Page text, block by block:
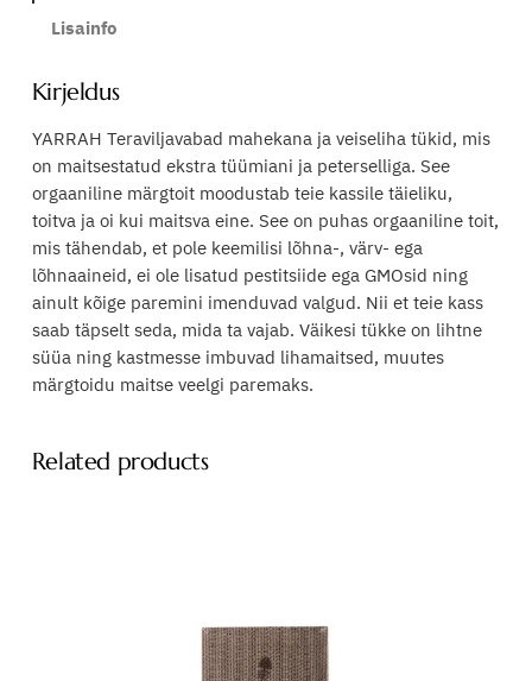
Lisainfo
Kirjeldus
YARRAH Teraviljavabad mahekana ja veiseliha tükid, mis
on maitsestatud ekstra tüümiani ja peterselliga. See
orgaaniline märgtoit moodustab teie kassile täieliku,
toitva ja oi kui maitsva eine. See on puhas orgaaniline toit,
mis tähendab, et pole keemilisi lõhna-, värv- ega
lõhnaaineid, ei ole lisatud pestitsiide ega GMOsid ning
ainult kõige paremini imenduvad valgud. Nii et teie kass
saab täpselt seda, mida ta vajab. Väikesi tükke on lihtne
süüa ning kastmesse imbuvad lihamaitsed, muutes
märgtoidu maitse veelgi paremaks.
Related products